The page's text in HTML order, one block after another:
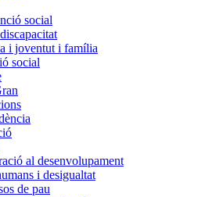
social
i joventut i família
social
al desenvolupament
i desigualtat
de pau